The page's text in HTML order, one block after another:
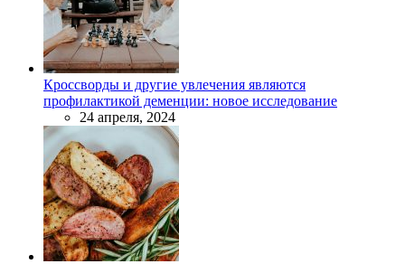
Кроссворды и другие увлечения являются
профилактикой деменции: новое исследование
24 апреля, 2024